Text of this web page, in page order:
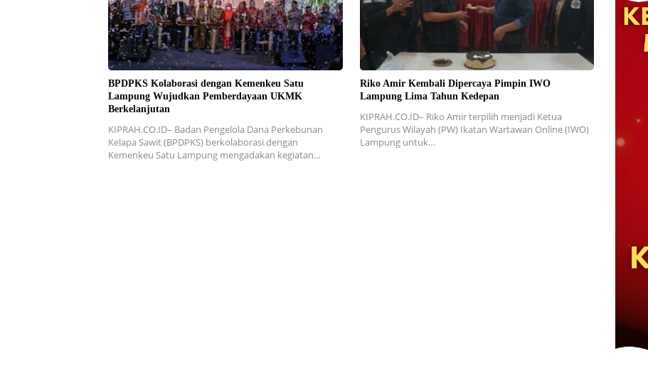
BPDPKS Kolaborasi dengan Kemenkeu Satu
Lampung Wujudkan Pemberdayaan UKMK
Berkelanjutan
KIPRAH.CO.ID– Badan Pengelola Dana Perkebunan
Kelapa Sawit (BPDPKS) berkolaborasi dengan
Kemenkeu Satu Lampung mengadakan kegiatan…
Riko Amir Kembali Dipercaya Pimpin IWO
Lampung Lima Tahun Kedepan
KIPRAH.CO.ID– Riko Amir terpilih menjadi Ketua
Pengurus Wilayah (PW) Ikatan Wartawan Online (IWO)
Lampung untuk…